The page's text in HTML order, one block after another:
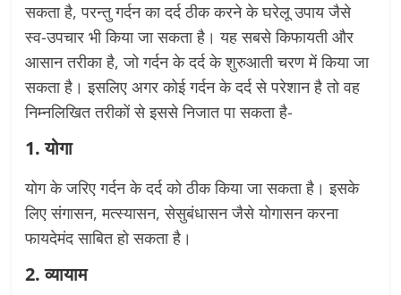
सकता है, परन्तु गर्दन का दर्द ठीक करने के घरेलू उपाय जैसे
स्व-उपचार भी किया जा सकता है। यह सबसे किफायती और
आसान तरीका है, जो गर्दन के दर्द के शुरुआती चरण में किया जा
सकता है। इसलिए अगर कोई गर्दन के दर्द से परेशान है तो वह
निम्नलिखित तरीकों से इससे निजात पा सकता है-
1. योगा
योग के जरिए गर्दन के दर्द को ठीक किया जा सकता है। इसके
लिए संगासन, मत्स्यासन, सेसुबंधासन जैसे योगासन करना
फायदेमंद साबित हो सकता है।
2. व्यायाम